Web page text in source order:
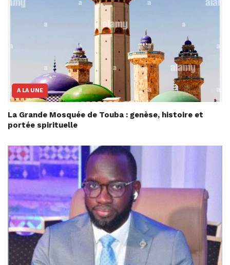
A LA UNE
La Grande Mosquée de Touba : genèse, histoire et
portée spirituelle